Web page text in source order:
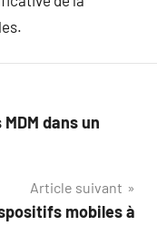
dans un
Article suivant
mobiles à